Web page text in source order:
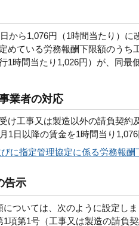
から1,076円（1時間当たり）
めている労務報酬下限額のうち
1時間当たり1,026円）が、同最
業者の対応
け工事又は製造以外の請負契約
1日以降の賃金を1時間当り
に指定管理協定に係る労務報酬
告示
ついては、次のように設定しま
項第1号（工事又は製造の請負